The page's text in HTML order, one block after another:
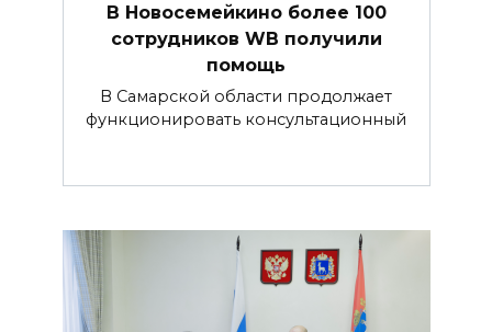
В Новосемейкино более 100
сотрудников WB получили
помощь
В Самарской области продолжает
функционировать консультационный